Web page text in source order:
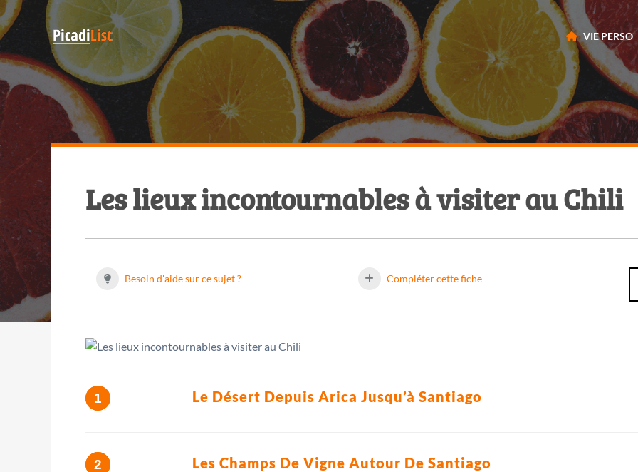
VIE PERSO
Les lieux incontournables à visiter au Chili
Besoin d'aide sur ce sujet ? Compléter cette fiche
Le Désert Depuis Arica Jusqu’à Santiago
Les Champs De Vigne Autour De Santiago